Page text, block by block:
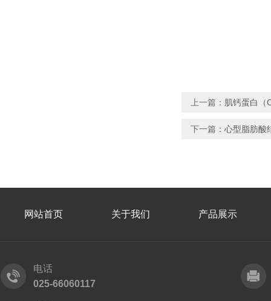
上一篇： 肌钙蛋白（
下一篇： 心型脂肪酸
网站首页 关于我们 产品展示
电话
025-66060117